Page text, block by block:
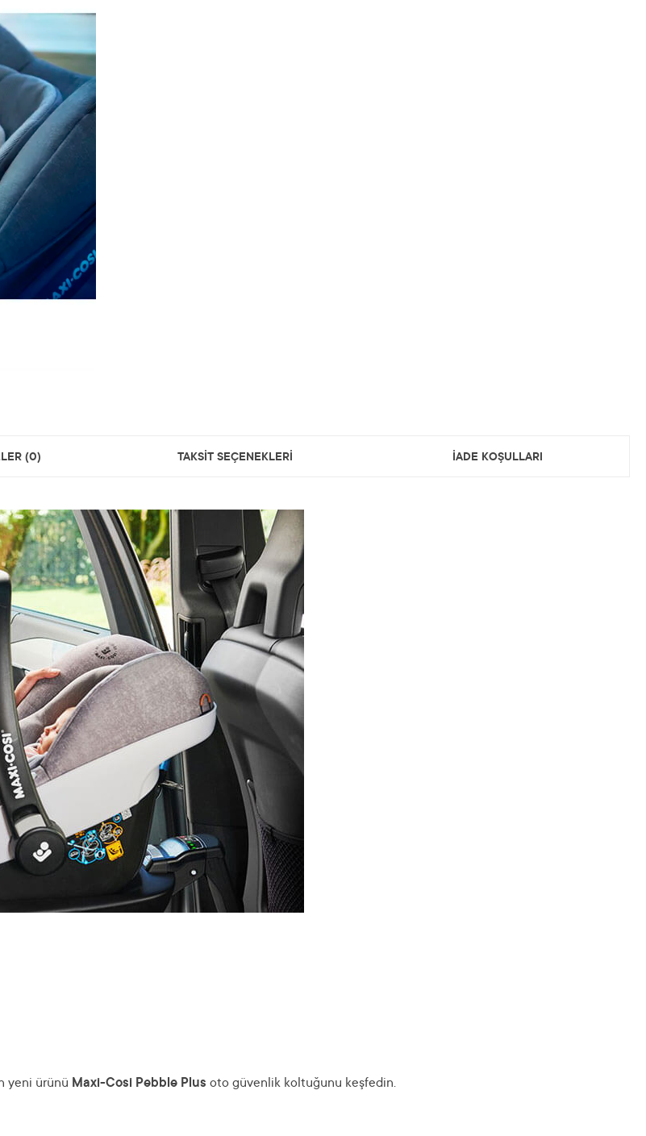
(0) TAKSİT SEÇENEKLERİ İADE KOŞULLARI
yeni ürünü Maxi-Cosi Pebble Plus oto güvenlik koltuğunu keşfedin.